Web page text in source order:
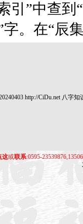
引”中查到
。在“辰
http://CiDu.net 八字知
这或联系:0595-